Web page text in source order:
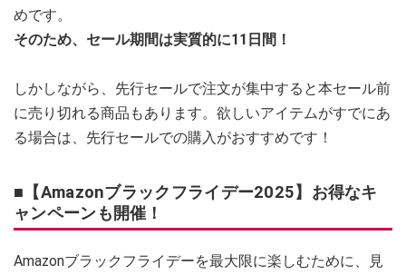
めです。
そのため、セール期間は実質的に11日間！
しかしながら、先行セールで注文が集中すると本セール前
に売り切れる商品もあります。欲しいアイテムがすでにあ
る場合は、先行セールでの購入がおすすめです！
■【Amazonブラックフライデー2025】お得なキ
ャンペーンも開催！
Amazonブラックフライデーを最大限に楽しむために、見